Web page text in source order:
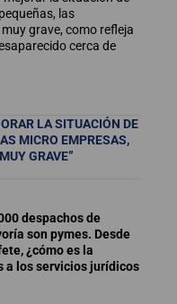
las
grave, como refleja
cerca de
LA SITUACIÓN DE
MICRO EMPRESAS,
GRAVE”
despachos de
son pymes. Desde
¿cómo es la
a los servicios jurídicos